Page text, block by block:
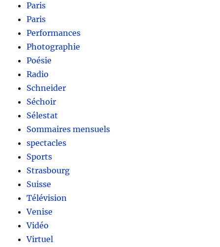
Paris
Paris
Performances
Photographie
Poésie
Radio
Schneider
Séchoir
Sélestat
Sommaires mensuels
spectacles
Sports
Strasbourg
Suisse
Télévision
Venise
Vidéo
Virtuel